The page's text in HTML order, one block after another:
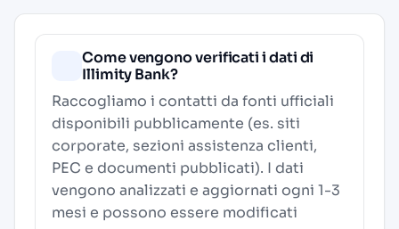
Come vengono verificati i dati di
Illimity Bank?
Raccogliamo i contatti da fonti ufficiali
disponibili pubblicamente (es. siti
corporate, sezioni assistenza clienti,
PEC e documenti pubblicati). I dati
vengono analizzati e aggiornati ogni 1-3
mesi e possono essere modificati